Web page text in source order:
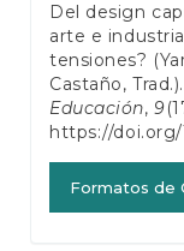
artigo
Del design
arte e
tensiones?
Castaño,
Educación,9
https://doi.org/
Formatos de